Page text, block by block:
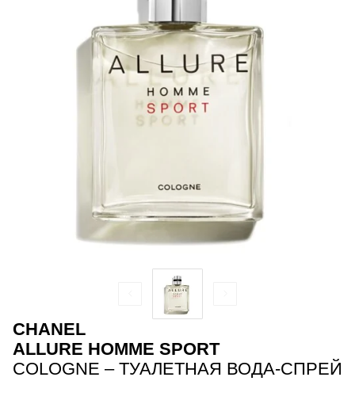
CHANEL
ALLURE HOMME SPORT
COLOGNE – ТУАЛЕТНАЯ ВОДА-СПРЕЙ